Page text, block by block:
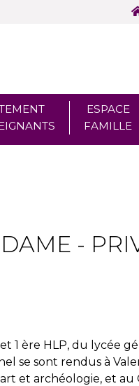
ESPACE
FAMILLE
-
et 1 ère HLP, du lycée
se sont rendus à
et archéologie, et